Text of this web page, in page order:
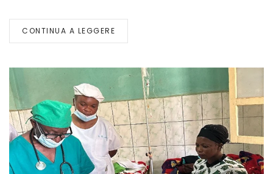
IN
RCACONTINUA A LEGGERE